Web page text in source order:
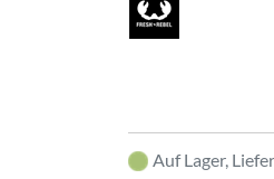
Auf Lager,